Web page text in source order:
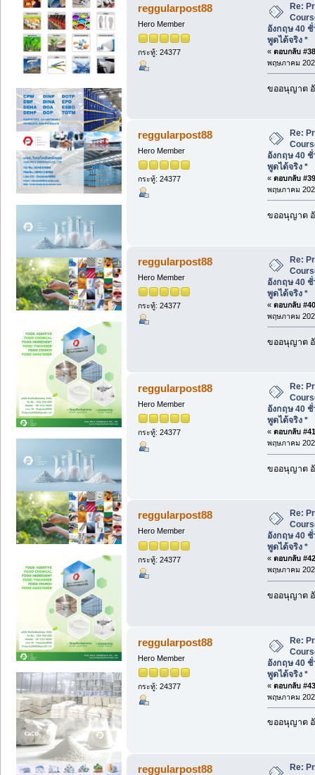
reggularpost88
Hero Member
กระทู้: 24377
Re:
อังกฤษ 40
พูดได้จริง *
« ตอบกลับ
พฤษภาคม
ขออนุญาต
reggularpost88
Hero Member
กระทู้: 24377
Re:
อังกฤษ 40
พูดได้จริง *
« ตอบกลับ
พฤษภาคม
ขออนุญาต
reggularpost88
Hero Member
กระทู้: 24377
Re:
อังกฤษ 40
พูดได้จริง *
« ตอบกลับ
พฤษภาคม
ขออนุญาต
reggularpost88
Hero Member
กระทู้: 24377
Re:
อังกฤษ 40
พูดได้จริง *
« ตอบกลับ
พฤษภาคม
ขออนุญาต
reggularpost88
Hero Member
กระทู้: 24377
Re:
อังกฤษ 40
พูดได้จริง *
« ตอบกลับ
พฤษภาคม
ขออนุญาต
reggularpost88
Hero Member
กระทู้: 24377
Re:
อังกฤษ 40
พูดได้จริง *
« ตอบกลับ
พฤษภาคม
ขออนุญาต
reggularpost88
Re: